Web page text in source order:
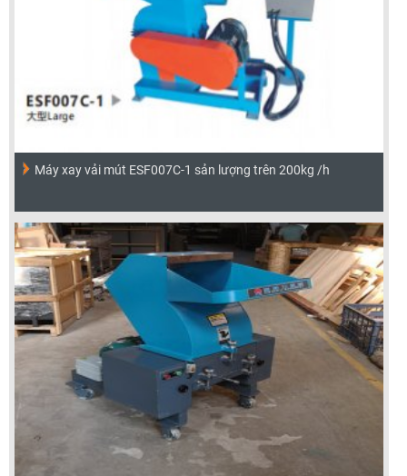
Máy xay vải mút ESF007C-1 sản lượng trên 200kg /h